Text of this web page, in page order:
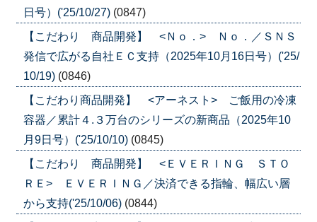
日号）('25/10/27) (0847)
【こだわり 商品開発】 <Ｎｏ．> Ｎｏ．／ＳＮＳ
発信で広がる自社ＥＣ支持（2025年10月16日号）('25/
10/19) (0846)
【こだわり商品開発】 <アーネスト> ご飯用の冷凍
容器／累計４.３万台のシリーズの新商品（2025年10
月9日号）('25/10/10) (0845)
【こだわり 商品開発】 <ＥＶＥＲＩＮＧ ＳＴＯ
ＲＥ> ＥＶＥＲＩＮＧ／決済できる指輪、幅広い層
から支持('25/10/06) (0844)